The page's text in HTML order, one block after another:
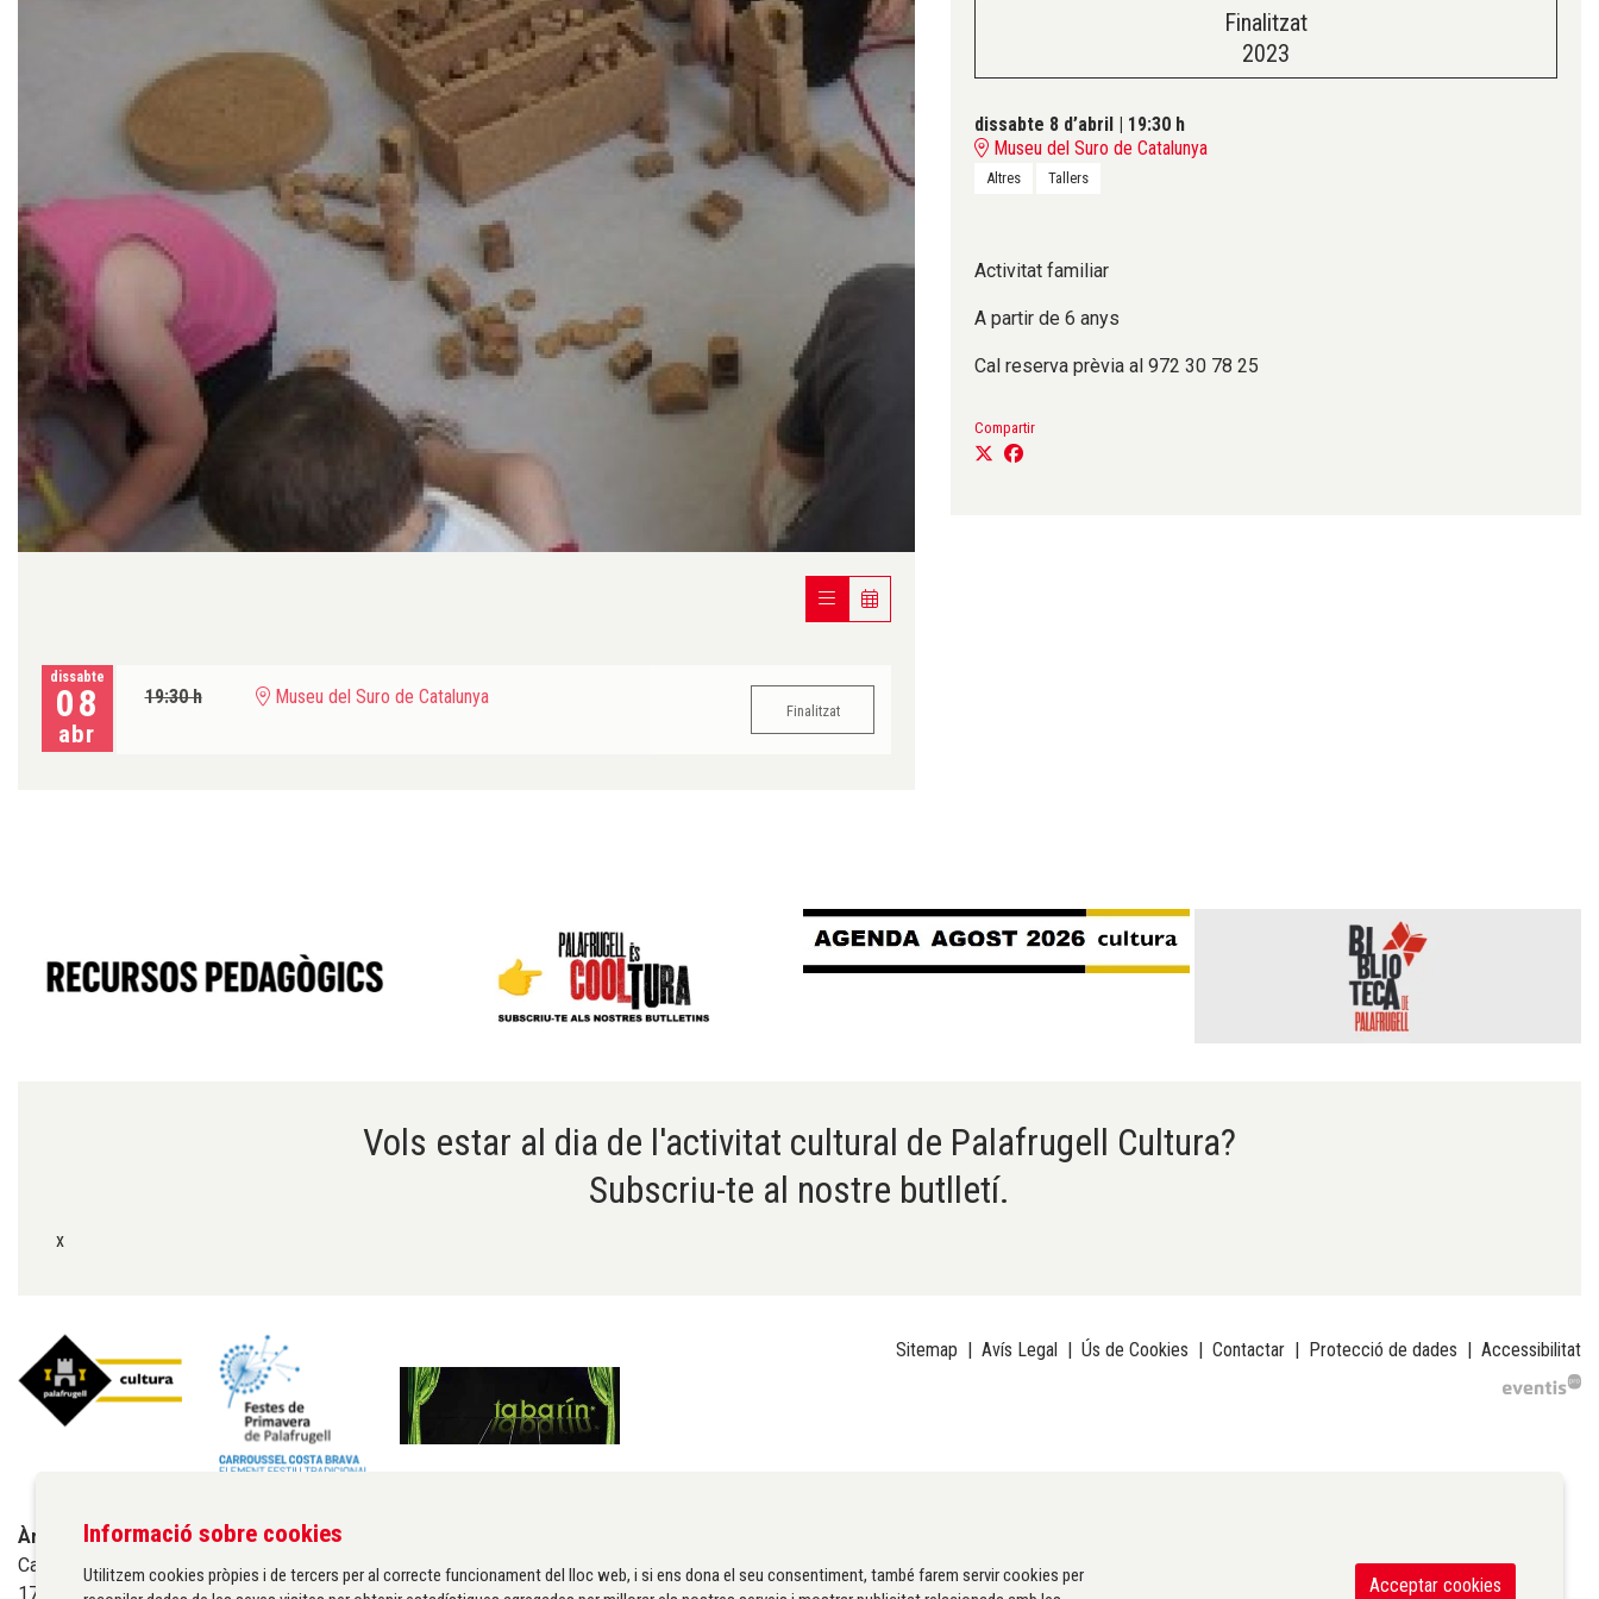
Finalitzat
2023
dissabte 8 d’abril | 19:30 h
Museu del Suro de Catalunya
Altres Tallers
Activitat familiar
A partir de 6 anys
Cal reserva prèvia al 972 30 78 25
Compartir
dissabte
08
abr
19:30 h Museu del Suro de Catalunya
Finalitzat
Vols estar al dia de l'activitat cultural de Palafrugell Cultura?
Subscriu-te al nostre butlletí.
x
Àrea de cultura de l'Ajuntament de Palafrugell
Carrer Santa Margarida, 1
17200 Palafrugell
Sitemap | Avís Legal | Ús de Cookies | Contactar | Protecció de dades | Accessibilitat
Informació sobre cookies
Utilitzem cookies pròpies i de tercers per al correcte funcionament del lloc web, i si ens dona el seu consentiment, també farem servir cookies per
Acceptar cookies